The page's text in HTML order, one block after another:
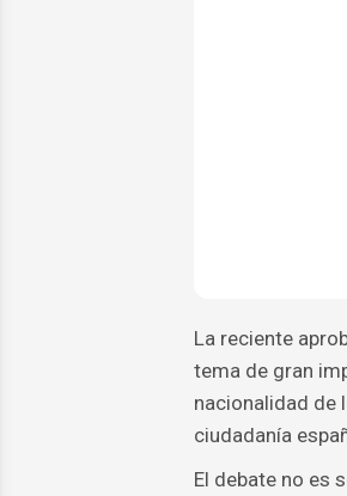
La reciente
tema de gran
nacionalidad de
ciudadanía
El debate no es